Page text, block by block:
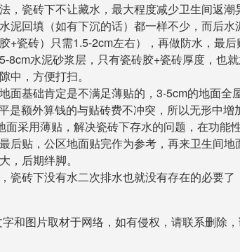
瓷砖下不让藏水，最大程度减少卫生间返潮
泥回填（如有下沉的话）都一样不少，而后
+瓷砖）只需1.5-2cm左右），再做防水，最后
8cm水泥砂浆层，只有瓷砖胶+瓷砖厚度，也
中，方便打扫。
面基础肯定是不满足薄贴的，3-5cm的地面全
是额外算钱的与贴砖费不冲突，所以无形中
采用薄贴，解决瓷砖下存水的问题，在功能
后贴，公区地面贴完作为参考，再来卫生间
，后期绊脚。
瓷砖下没有水二次排水也就没有存在的必要
字和图片取材于网络，如有侵权，请联系删除，